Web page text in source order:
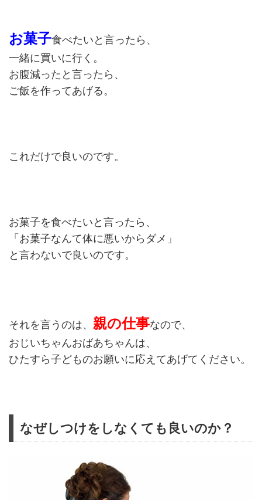
お菓子食べたいと言ったら、
一緒に買いに行く。
お腹減ったと言ったら、
ご飯を作ってあげる。
これだけで良いのです。
お菓子を食べたいと言ったら、
「お菓子なんて体に悪いからダメ」
と言わないで良いのです。
それを言うのは、 親の仕事なので、
おじいちゃんおばあちゃんは、
ひたすら子どものお願いに応えてあげてください。
なぜしつけをしなくても良いのか？